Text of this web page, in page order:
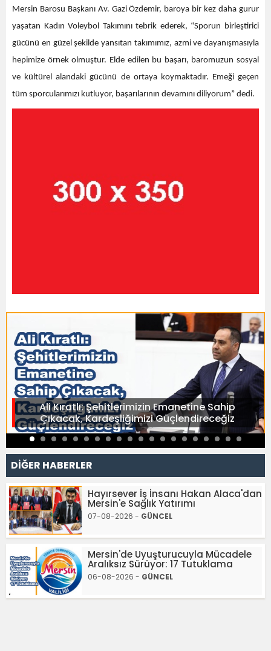
Mersin Barosu Başkanı Av. Gazi Özdemir, baroya bir kez daha gurur
yaşatan Kadın Voleybol Takımını tebrik ederek, “Sporun birleştirici
gücünü en güzel şekilde yansıtan takımımız, azmi ve dayanışmasıyla
hepimize örnek olmuştur. Elde edilen bu başarı, baromuzun sosyal
ve kültürel alandaki gücünü de ortaya koymaktadır. Emeği geçen
tüm sporcularımızı kutluyor, başarılarının devamını diliyorum” dedi.
Ali Kıratlı: Şehitlerimizin Emanetine Sahip
Çıkacak, Kardeşliğimizi Güçlendireceğiz
DİĞER HABERLER
Hayırsever İş İnsanı Hakan Alaca'dan
Mersin'e Sağlık Yatırımı
07-08-2026 - GÜNCEL
Mersin'de Uyuşturucuyla Mücadele
Aralıksız Sürüyor: 17 Tutuklama
06-08-2026 - GÜNCEL